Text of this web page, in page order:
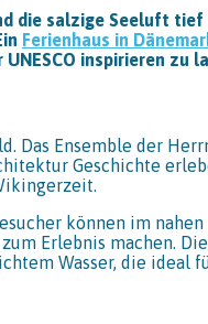
die salzige Seeluft tief
Ferienhaus in
inspirieren zu
Das Ensemble der
Geschichte
können im
Erlebnis machen. Die
Wasser, die ideal